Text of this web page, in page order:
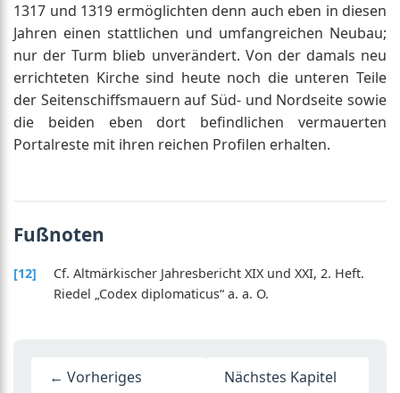
1317 und 1319 ermöglichten denn auch eben in diesen
Jahren einen stattlichen und umfangreichen Neubau;
nur der Turm blieb unverändert. Von der damals neu
errichteten Kirche sind heute noch die unteren Teile
der Seitenschiffsmauern auf Süd- und Nordseite sowie
die beiden eben dort befindlichen vermauerten
Portalreste mit ihren reichen Profilen erhalten.
Fußnoten
[12]
Cf. Altmärkischer Jahresbericht XIX und XXI, 2. Heft.
Riedel „Codex diplomaticus“ a. a. O.
← Vorheriges
Nächstes Kapitel